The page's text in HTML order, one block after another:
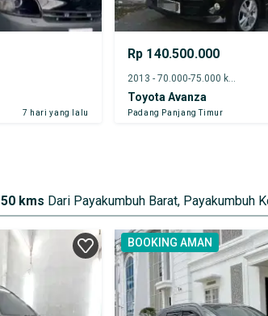
7 hari yang lalu
Rp 140.500.000
2013 - 70.000-75.000 km
Toyota Avanza
Padang Panjang Timur
50 kms Dari Payakumbuh Barat, Payakumbuh
BOOKING AMAN